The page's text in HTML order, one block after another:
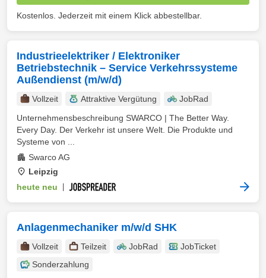
Kostenlos. Jederzeit mit einem Klick abbestellbar.
Industrieelektriker / Elektroniker
Betriebstechnik – Service Verkehrssysteme
Außendienst (m/w/d)
Vollzeit Attraktive Vergütung
JobRad
Unternehmensbeschreibung SWARCO | The Better Way.
Every Day. Der Verkehr ist unsere Welt. Die Produkte und
Systeme von ...
Swarco AG
Leipzig
heute neu
Anlagenmechaniker m/w/d SHK
Vollzeit Teilzeit JobRad
JobTicket
Sonderzahlung